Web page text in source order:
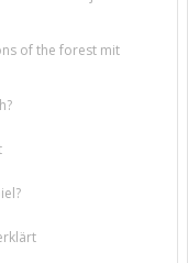
of the forest mit